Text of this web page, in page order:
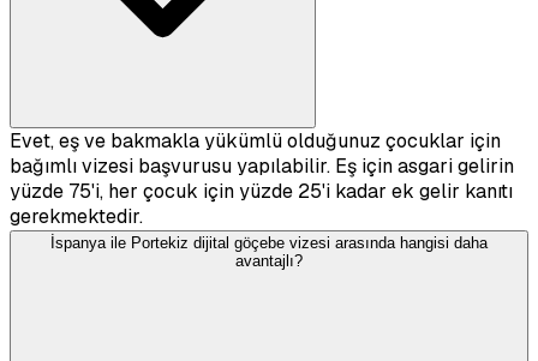
Evet, eş ve bakmakla yükümlü olduğunuz çocuklar için
bağımlı vizesi başvurusu yapılabilir. Eş için asgari gelirin
yüzde 75'i, her çocuk için yüzde 25'i kadar ek gelir kanıtı
gerekmektedir.
İspanya ile Portekiz dijital göçebe vizesi arasında hangisi daha
avantajlı?